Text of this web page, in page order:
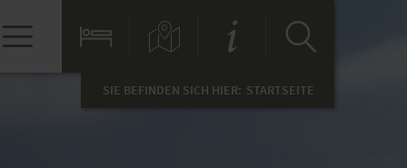
SIE BEFINDEN SICH HIER: STARTSEITE